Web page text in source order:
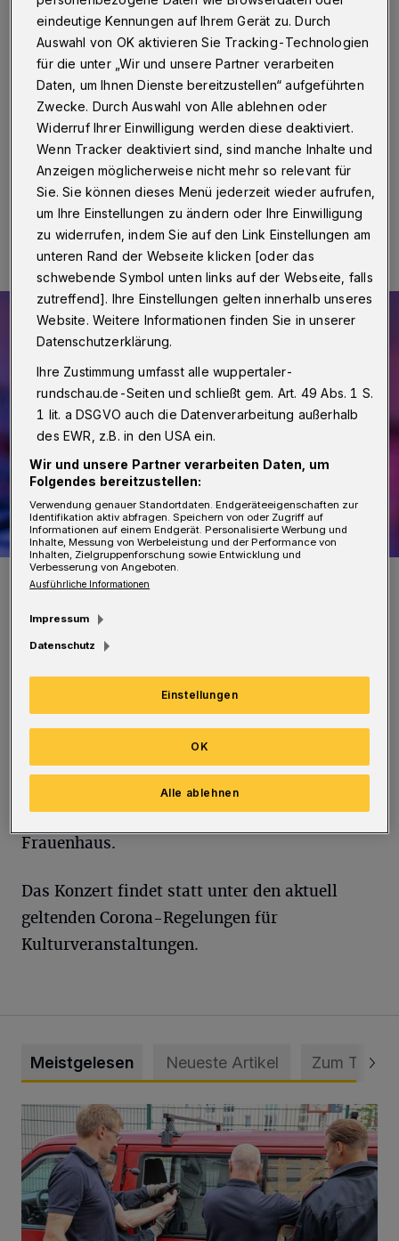
Wuppertal·„Chor&More“, der Popchor am Katernberg
unter der Leitung von Hilde Kuhlmann, präsentiert nach
zwei Jahren Pause ein knackiges, knapp einstündiges
Benefizkonzert in der Auferstehungskirche am
Bergischen Ring 31 – und zwar am Sonntag, 3. April,
um 17 Uhr.
27.03.2022 , 16:00 Uhr Eine Minute Lesezeit
Symbolbild.
Der Eintritt ist kostenlos, es wird aber ein
Einlass-Ticket benötigt, das
überwww.wuppertal-live.dezu bekommen
ist. Vor Ort werden Spenden gesammelt: Der
gesamte Erlös geht an das Wuppertaler
Frauenhaus.
Das Konzert findet statt unter den aktuell
geltenden Corona-Regelungen für
Kulturveranstaltungen.
Meistgelesen Neueste Artikel Zum Thema
Feuerwehr befreit Kind aus verschlossenem VW Bulli
eindeutige Kennungen auf Ihrem Gerät zu. Durch
Auswahl von OK aktivieren Sie Tracking-Technologien
für die unter „Wir und unsere Partner verarbeiten
Daten, um Ihnen Dienste bereitzustellen“ aufgeführten
Zwecke. Durch Auswahl von Alle ablehnen oder
Widerruf Ihrer Einwilligung werden diese deaktiviert.
Wenn Tracker deaktiviert sind, sind manche Inhalte und
Anzeigen möglicherweise nicht mehr so relevant für
Sie. Sie können dieses Menü jederzeit wieder aufrufen,
um Ihre Einstellungen zu ändern oder Ihre Einwilligung
zu widerrufen, indem Sie auf den Link Einstellungen am
unteren Rand der Webseite klicken [oder das
schwebende Symbol unten links auf der Webseite, falls
zutreffend]. Ihre Einstellungen gelten innerhalb unseres
Website. Weitere Informationen finden Sie in unserer
Datenschutzerklärung.
Ihre Zustimmung umfasst alle wuppertaler-
rundschau.de-Seiten und schließt gem. Art. 49 Abs. 1 S.
1 lit. a DSGVO auch die Datenverarbeitung außerhalb
des EWR, z.B. in den USA ein.
Wir und unsere Partner verarbeiten Daten, um
Folgendes bereitzustellen:
Verwendung genauer Standortdaten. Endgeräteeigenschaften zur
Identifikation aktiv abfragen. Speichern von oder Zugriff auf
Informationen auf einem Endgerät. Personalisierte Werbung und
Inhalte, Messung von Werbeleistung und der Performance von
Inhalten, Zielgruppenforschung sowie Entwicklung und
Verbesserung von Angeboten.
Ausführliche Informationen
Impressum
Datenschutz
Einstellungen
Alle ablehnen
OK